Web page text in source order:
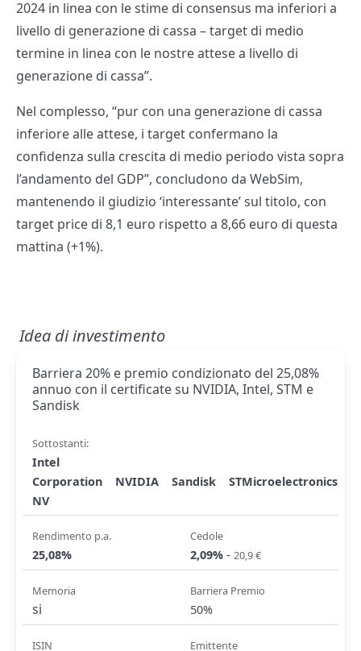
2024 in linea con le stime di consensus ma inferiori a
livello di generazione di cassa – target di medio
termine in linea con le nostre attese a livello di
generazione di cassa”.
Nel complesso, “pur con una generazione di cassa
inferiore alle attese, i target confermano la
confidenza sulla crescita di medio periodo vista sopra
l’andamento del GDP”, concludono da WebSim,
mantenendo il giudizio ‘interessante’ sul titolo, con
target price di 8,1 euro rispetto a 8,66 euro di questa
mattina (+1%).
Idea di investimento
Barriera 20% e premio condizionato del 25,08%
annuo con il certificate su NVIDIA, Intel, STM e
Sandisk
Sottostanti:
Intel
Corporation
NVIDIA Sandisk
STMicroelectronics
NV
Rendimento p.a.
25,08%
Cedole
2,09% - 20,9 €
Memoria
si
Barriera Premio
50%
ISIN Emittente